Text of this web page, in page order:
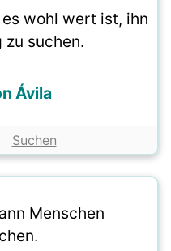
wohl wert ist, ihn
zu suchen.
Ávila
Suchen
Menschen